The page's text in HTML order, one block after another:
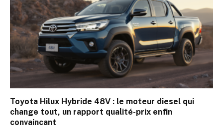
Toyota Hilux Hybride 48V : le moteur diesel qui
change tout, un rapport qualité-prix enfin
convaincant